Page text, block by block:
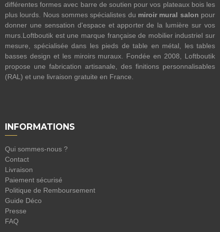
différentes formes avec barre de soutien pour vos plateaux bois les
plus lourds. Nous sommes spécialistes du miroir mural salon pour
donner une sensation d'espace et apporter de la lumière sur vos
murs.Loftboutik est une marque française de mobilier industriel sur
mesure, spécialisée dans les pieds de table en métal, les tables
basses design et les miroirs muraux. Fondée en 2008, Loftboutik
propose une fabrication artisanale, des finitions personnalisables
(RAL) et une livraison gratuite en France.
INFORMATIONS
Qui sommes-nous ?
Contact
Livraison
Paiement sécurisé
Politique de Remboursement
Guide Déco
Presse
FAQ